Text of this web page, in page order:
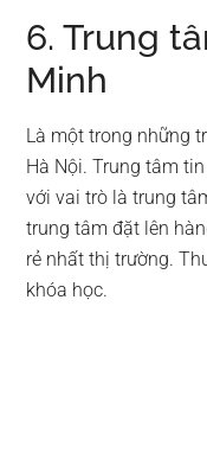
6. Trung
Minh
Là một trong những
Hà Nội. Trung tâm
với vai trò là trung
trung tâm đặt lên
rẻ nhất thị trường.
khóa học.